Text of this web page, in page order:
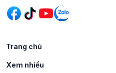
Trang chủ
Xem nhiều